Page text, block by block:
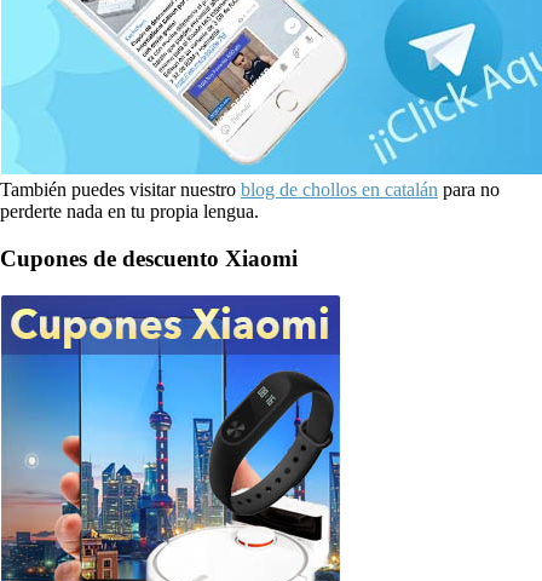
También puedes visitar nuestro blog de chollos en catalán para no
perderte nada en tu propia lengua.
Cupones de descuento Xiaomi